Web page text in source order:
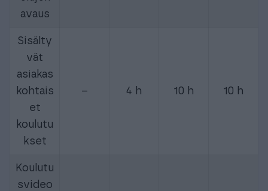
avaus
Sisälty
vät
asiakas
kohtais
et
koulutu
kset
– 4 h 10 h 10 h
Koulutu
svideo